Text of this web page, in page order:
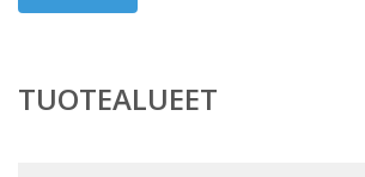
TUOTEALUEET